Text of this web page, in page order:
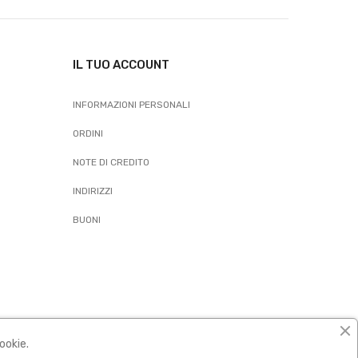
IL TUO ACCOUNT
INFORMAZIONI PERSONALI
ORDINI
NOTE DI CREDITO
INDIRIZZI
BUONI